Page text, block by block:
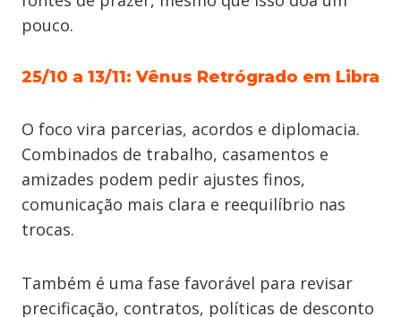
pouco.
25/10 a 13/11: Vênus Retrógrado em Libra
O foco vira parcerias, acordos e diplomacia.
Combinados de trabalho, casamentos e
amizades podem pedir ajustes finos,
comunicação mais clara e reequilíbrio nas
trocas.
Também é uma fase favorável para revisar
precificação, contratos, políticas de desconto